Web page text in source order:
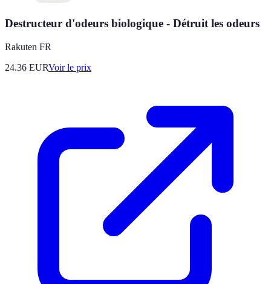
Destructeur d'odeurs biologique - Détruit les odeurs
Rakuten FR
24.36 EURVoir le prix